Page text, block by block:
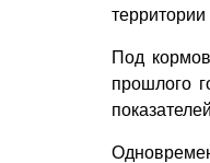
Под
прошлого